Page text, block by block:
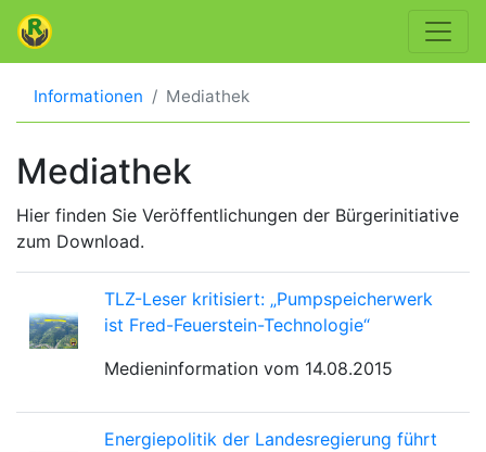
Informationen Mediathek
Mediathek
Hier finden Sie Veröffentlichungen der Bürgerinitiative
zum Download.
TLZ-Leser kritisiert: „Pumpspeicherwerk
ist Fred-Feuerstein-Technologie“
Medieninformation vom 14.08.2015
Energiepolitik der Landesregierung führt